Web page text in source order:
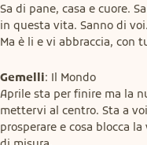
Sa di pane, casa e cuore.
in questa vita. Sanno di
Ma è li e vi abbraccia, con
Gemelli: Il Mondo
Aprile sta per finire ma la
mettervi al centro. Sta a
prosperare e cosa blocca